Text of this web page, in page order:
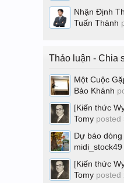
Nhận Định
Tuấn Thành
Thảo luận - Chia
Một Cuộc
Bảo Khánh
[Kiến thức
Tomy posted
Dự báo dòng
midi_stock49
[Kiến thức
Tomy posted